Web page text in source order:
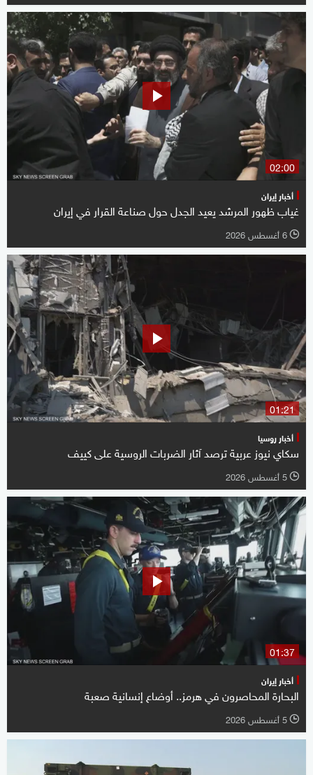
02:00
أخبار إيران
غياب ظهور المرشد يعيد الجدل حول صناعة القرار في إيران
l 6 أغسطس 2026
01:21
أخبار روسيا
سكاي نيوز عربية ترصد آثار الضربات الروسية على كييف
l 5 أغسطس 2026
01:37
أخبار إيران
البحارة المحاصرون في هرمز.. أوضاع إنسانية صعبة
l 5 أغسطس 2026